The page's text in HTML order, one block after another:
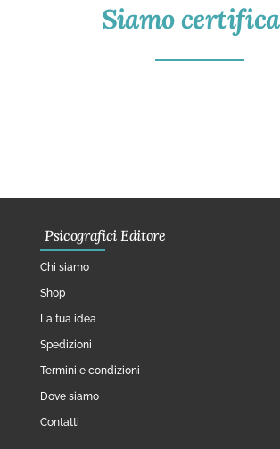
Siamo
Psicografici Editore
Chi siamo
Shop
La tua idea
Spedizioni
Termini e condizioni
Dove siamo
Contatti